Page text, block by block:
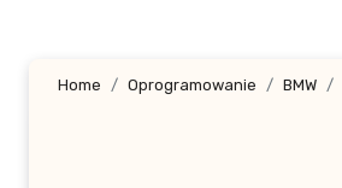
Home Oprogramowanie BMW